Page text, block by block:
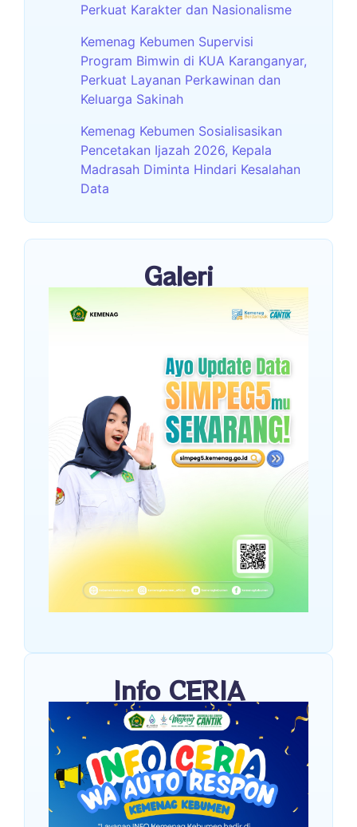
Perkuat Karakter dan Nasionalisme
Kemenag Kebumen Supervisi
Program Bimwin di KUA Karanganyar,
Perkuat Layanan Perkawinan dan
Keluarga Sakinah
Kemenag Kebumen Sosialisasikan
Pencetakan Ijazah 2026, Kepala
Madrasah Diminta Hindari Kesalahan
Data
Galeri
Info CERIA